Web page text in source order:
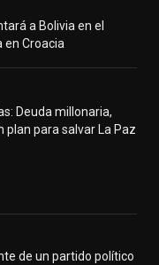
a Bolivia en el
en Croacia
Deuda millonaria,
para salvar La Paz
de un partido político